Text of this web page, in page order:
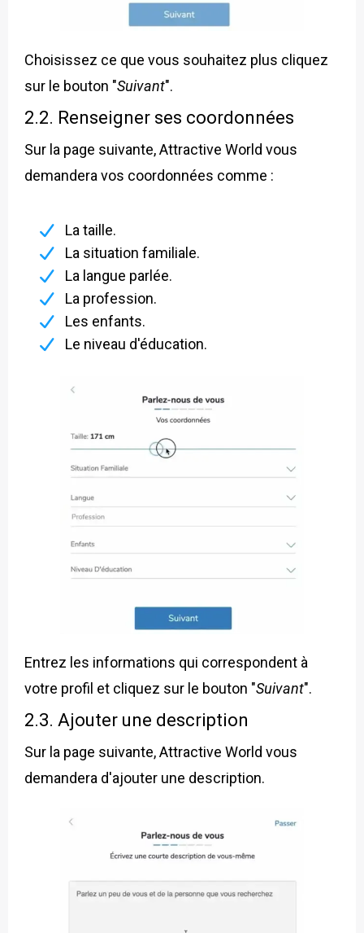
Choisissez ce que vous souhaitez plus cliquez
sur le bouton "Suivant".
2.2. Renseigner ses coordonnées
Sur la page suivante, Attractive World vous
demandera vos coordonnées comme :
La taille.
La situation familiale.
La langue parlée.
La profession.
Les enfants.
Le niveau d'éducation.
Entrez les informations qui correspondent à
votre profil et cliquez sur le bouton "Suivant".
2.3. Ajouter une description
Sur la page suivante, Attractive World vous
demandera d'ajouter une description.